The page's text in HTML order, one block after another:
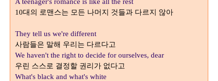
10대의 로맨스는 모든 나머지 것들과 다르지 않아
They tell us we're different
사람들은 말해 우리는 다르다고
We haven't the right to decide for ourselves, dear
우린 스스로 결정할 권리가 없다고
What's black and what's white